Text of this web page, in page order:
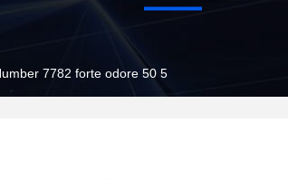
7782 forte odore 50 5